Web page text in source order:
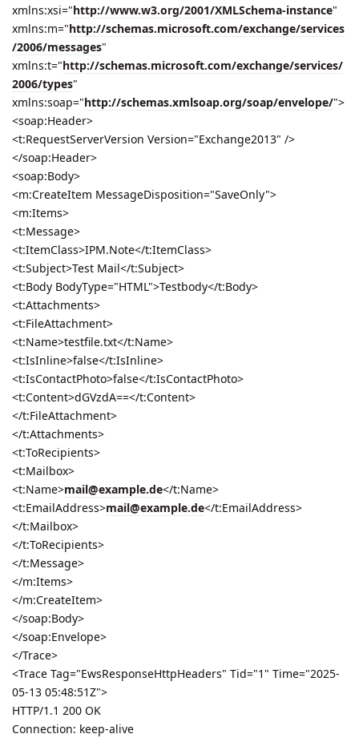
xmlns:xsi="http://www.w3.org/2001/XMLSchema-instance"
xmlns:m="http://schemas.microsoft.com/exchange/services
/2006/messages"
xmlns:t="http://schemas.microsoft.com/exchange/services/
2006/types"
xmlns:soap="http://schemas.xmlsoap.org/soap/envelope/">
<soap:Header>
<t:RequestServerVersion Version="Exchange2013" />
</soap:Header>
<soap:Body>
<m:CreateItem MessageDisposition="SaveOnly">
<m:Items>
<t:Message>
<t:ItemClass>IPM.Note</t:ItemClass>
<t:Subject>Test Mail</t:Subject>
<t:Body BodyType="HTML">Testbody</t:Body>
<t:Attachments>
<t:FileAttachment>
<t:Name>testfile.txt</t:Name>
<t:IsInline>false</t:IsInline>
<t:IsContactPhoto>false</t:IsContactPhoto>
<t:Content>dGVzdA==</t:Content>
</t:FileAttachment>
</t:Attachments>
<t:ToRecipients>
<t:Mailbox>
<t:Name>mail@example.de</t:Name>
<t:EmailAddress>mail@example.de</t:EmailAddress>
</t:Mailbox>
</t:ToRecipients>
</t:Message>
</m:Items>
</m:CreateItem>
</soap:Body>
</soap:Envelope>
</Trace>
<Trace Tag="EwsResponseHttpHeaders" Tid="1" Time="2025-
05-13 05:48:51Z">
HTTP/1.1 200 OK
Connection: keep-alive